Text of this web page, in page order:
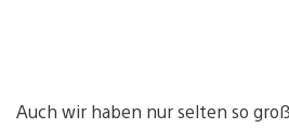
Auch wir haben nur selten so